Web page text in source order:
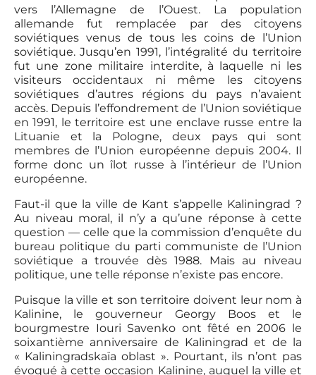
vers l’Allemagne de l’Ouest. La population
allemande fut remplacée par des citoyens
soviétiques venus de tous les coins de l’Union
soviétique. Jusqu’en 1991, l’intégralité du territoire
fut une zone militaire interdite, à laquelle ni les
visiteurs occidentaux ni même les citoyens
soviétiques d’autres régions du pays n’avaient
accès. Depuis l’effondrement de l’Union soviétique
en 1991, le territoire est une enclave russe entre la
Lituanie et la Pologne, deux pays qui sont
membres de l’Union européenne depuis 2004. Il
forme donc un îlot russe à l’intérieur de l’Union
européenne.
Faut-il que la ville de Kant s’appelle Kaliningrad ?
Au niveau moral, il n’y a qu’une réponse à cette
question — celle que la commission d’enquête du
bureau politique du parti communiste de l’Union
soviétique a trouvée dès 1988. Mais au niveau
politique, une telle réponse n’existe pas encore.
Puisque la ville et son territoire doivent leur nom à
Kalinine, le gouverneur Georgy Boos et le
bourgmestre Iouri Savenko ont fêté en 2006 le
soixantième anniversaire de Kaliningrad et de la
« Kaliningradskaïa oblast ». Pourtant, ils n’ont pas
évoqué à cette occasion Kalinine, auquel la ville et